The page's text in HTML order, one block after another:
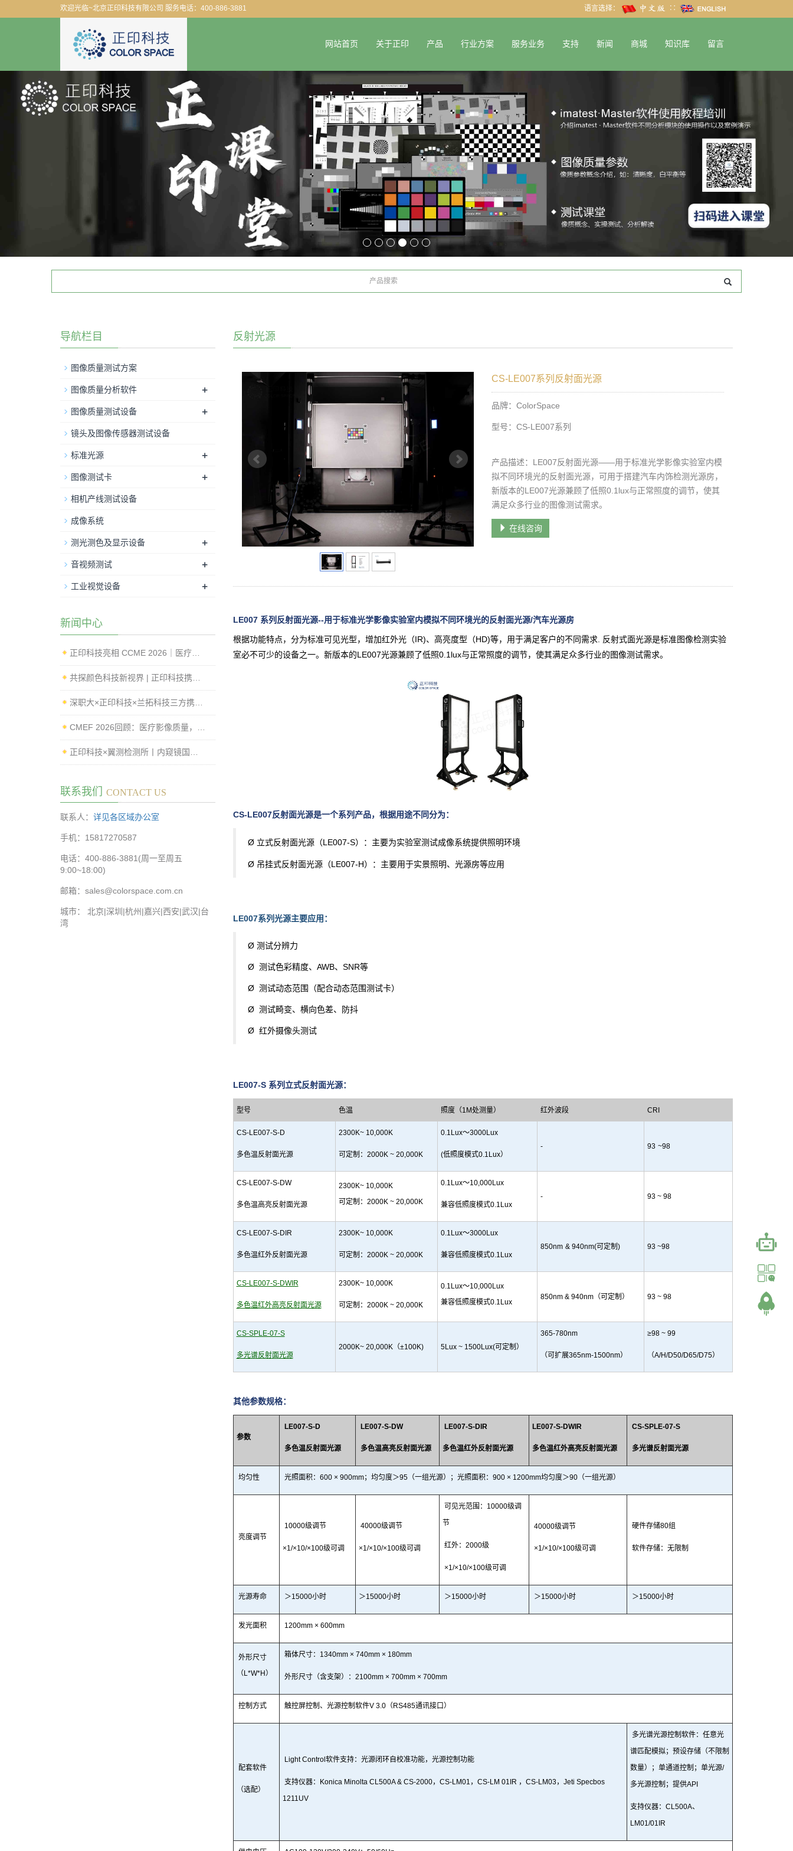
欢迎光临~北京正印科技有限公司 服务电话：400-886-3881 语言选择： ∷
网站首页 关于正印 产品 行业方案 服务业务 支持 新闻 商城 知识库 留言
反射光源
CS-LE007系列反射面光源
品牌：ColorSpace
型号：CS-LE007系列
产品描述：LE007反射面光源——用于标准光学影像实验室内模
拟不同环境光的反射面光源，可用于搭建汽车内饰检测光源房，
新版本的LE007光源兼顾了低照0.1lux与正常照度的调节，使其
满足众多行业的图像测试需求。
在线咨询
LE007 系列反射面光源--用于标准光学影像实验室内模拟不同环境光的反射面光源/汽车光源房
根据功能特点，分为标准可见光型，增加红外光（IR)、高亮度型（HD)等，用于满足客户的不同需求. 反射式面光源是标准图像检测实验
室必不可少的设备之一。新版本的LE007光源兼顾了低照0.1lux与正常照度的调节，使其满足众多行业的图像测试需求。
CS-LE007反射面光源是一个系列产品，根据用途不同分为：
Ø立式反射面光源（LE007-S）：主要为实验室测试成像系统提供照明环境
Ø吊挂式反射面光源（LE007-H）：主要用于实景照明、光源房等应用
LE007系列光源主要应用：
Ø测试分辨力
Ø测试色彩精度、AWB、SNR等
Ø测试动态范围（配合动态范围测试卡）
Ø测试畸变、横向色差、防抖
Ø红外摄像头测试
LE007-S 系列立式反射面光源：
型号 色温 照度（1M处测量） 红外波段 CRI
CS-LE007-S-D
多色温反射面光源
2300K~ 10,000K
可定制：2000K ~ 20,000K
0.1Lux～3000Lux
(低照度模式0.1Lux）
- 93 ~98
CS-LE007-S-DW
多色温高亮反射面光源
2300K~ 10,000K
可定制：2000K ~ 20,000K
0.1Lux～10,000Lux
兼容低照度模式0.1Lux
- 93 ~ 98
CS-LE007-S-DIR
多色温红外反射面光源
2300K~ 10,000K
可定制： 2000K ~ 20,000K
0.1Lux～3000Lux
兼容低照度模式0.1Lux
850nm & 940nm(可定制 ) 93 ~98
CS-LE007-S-DWIR
多色温红外高亮反射面光源
2300K~ 10,000K
可定制：2000K ~ 20,000K
0.1Lux～10,000Lux
兼容低照度模式0.1Lux
850nm & 940nm（可定制） 93 ~ 98
CS-SPLE-07-S
多光谱反射面光源
2000K~ 20,000K （±100K) 5Lux ~ 1500Lux(可定制）
365-780nm
（可扩展365nm-1500nm）
≥98 ~99
（A/H/D50/D65/D75）
其他参数规格：
参数
LE007-S-D
多色温反射面光源
LE007-S-DW
多色温高亮反射面光源
LE007-S-DIR
多色温红外反射面光源
LE007-S-DWIR
多色温红外高亮反射面光源
CS-SPLE-07-S
多光谱反射面光源
均匀性 光照面积： 600 × 900mm； 均匀度＞95（一组光源） ； 光照面积： 900 × 1200mm均匀度＞90（一组光源）
亮度调节
10000级调节
×1/×10/×100级可调
40000级调节
×1/×10/×100级可调
可见光范围：
10000级调
节
红外： 2000级
×1/×10/×100级可调
40000级调节
×1/×10/×100级可调
硬件存储80组
软件存储：无限制
光源寿命 ＞15000小时 ＞15000小时 ＞15000小时 ＞15000小时 ＞15000小时
发光面积 1200mm × 600mm
外形尺寸
（L*W*H）
箱体尺寸： 1340mm × 740mm × 180mm
外形尺寸（含支架） ： 2100mm × 700mm × 700mm
控制方式 触控屏控制 、光源控制软件V 3.0（RS485通讯接口）
配套软件
（选配）
Light Control软件支持：光源闭环自校准功能，光源控制功能
支持仪器：
Konica Minolta CL500A & CS-2000，CS-LM01，CS-LM 01IR ，CS-LM03，Jeti Specbos
1211UV
多光谱光源控制软件：任意光
谱匹配模拟；预设存储（不限制
数量）；单通道控制；单光源/
多光源控制；提供API
支持仪器： CL500A、
LM01/01IR
导航栏目
图像质量测试方案
图像质量分析软件 +
图像质量测试设备 +
镜头及图像传感器测试设备
标准光源 +
图像测试卡 +
相机产线测试设备
成像系统
测光测色及显示设备 +
音视频测试 +
工业视觉设备 +
新闻中心
联系我们 CONTACT US
联系人： 详见各区域办公室
手机：15817270587
电话：400-886-3881(周一至周五
9:00~18:00)
邮箱：sales@colorspace.com.cn
城市： 北京|深圳|杭州|嘉兴|西安|武汉|台
湾